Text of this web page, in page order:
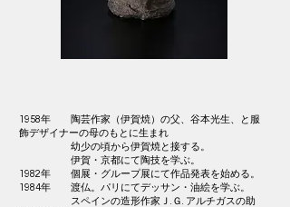
1958年 陶芸作家（伊賀焼）の父、谷本光生、と服
飾デザイナーの母のもとに生まれ
幼少の頃から伊賀焼と接する。
伊賀・京都にて陶技を学ぶ。
1982年 個展・グループ展にて作品発表を始める。
1984年 渡仏。パリにてデッサン・油絵を学ぶ。
スペインの造形作家Ｊ.Ｇ. アルチガスの助